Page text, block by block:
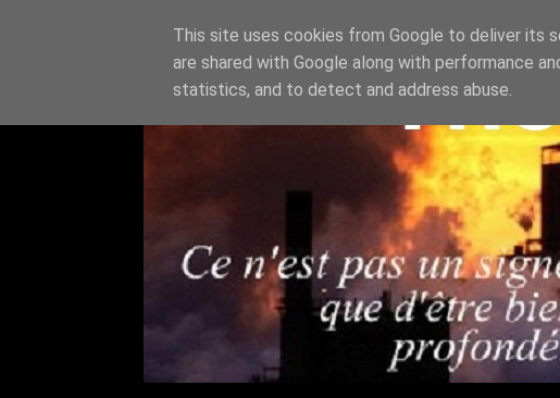
This site uses cookies from Google to deliver its
are shared with Google along with performance
statistics, and to detect and address abuse.